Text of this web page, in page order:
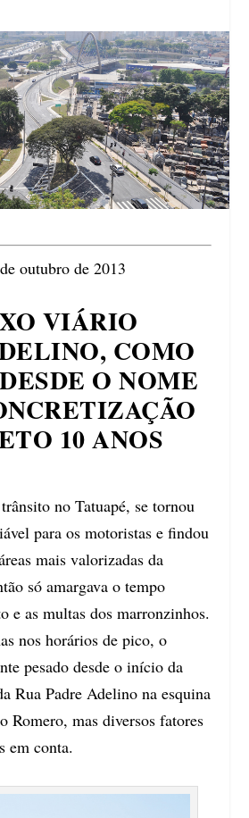
outubro de 2013
VIÁRIO
COMO
O NOME
10 ANOS
no Tatuapé, se tornou
para os motoristas e findou
mais valorizadas da
só amargava o tempo
e as multas dos marronzinhos.
nos horários de pico, o
pesado desde o início da
Rua Padre Adelino na esquina
Romero, mas diversos fatores
em conta.